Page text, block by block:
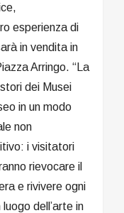
esperienza di
in vendita in
Arringo. “La
dei Musei
in un modo
non
i visitatori
rievocare il
e rivivere ogni
dell’arte in